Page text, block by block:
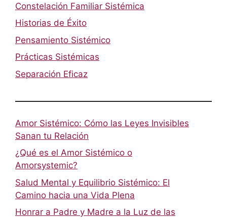
Constelación Familiar Sistémica
Historias de Éxito
Pensamiento Sistémico
Prácticas Sistémicas
Separación Eficaz
Amor Sistémico: Cómo las Leyes Invisibles
Sanan tu Relación
¿Qué es el Amor Sistémico o
Amorsystemic?
Salud Mental y Equilibrio Sistémico: El
Camino hacia una Vida Plena
Honrar a Padre y Madre a la Luz de las